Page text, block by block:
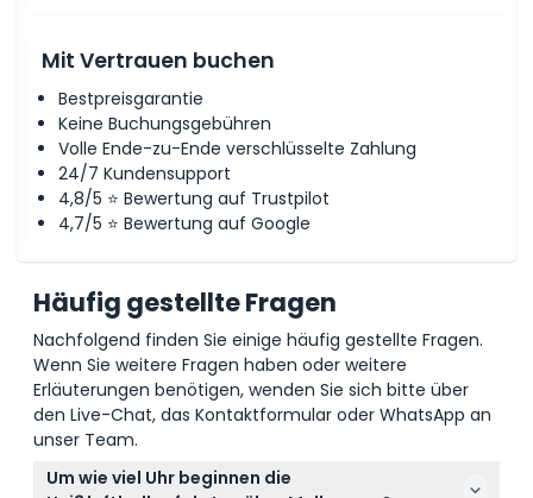
Mit Vertrauen buchen
Bestpreisgarantie
Keine Buchungsgebühren
Volle Ende-zu-Ende verschlüsselte Zahlung
24/7 Kundensupport
4,8/5 ⭐ Bewertung auf Trustpilot
4,7/5 ⭐ Bewertung auf Google
Häufig gestellte Fragen
Nachfolgend finden Sie einige häufig gestellte Fragen.
Wenn Sie weitere Fragen haben oder weitere
Erläuterungen benötigen, wenden Sie sich bitte über
den Live-Chat, das Kontaktformular oder WhatsApp an
unser Team.
Um wie viel Uhr beginnen die